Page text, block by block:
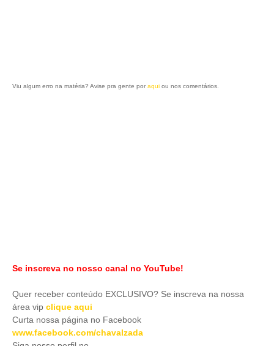
Viu algum erro na matéria? Avise pra gente por aqui ou nos comentários.
Se inscreva no nosso canal no YouTube!
Quer receber conteúdo EXCLUSIVO? Se inscreva na nossa
área vip clique aqui
Curta nossa página no Facebook
www.facebook.com/chavalzada